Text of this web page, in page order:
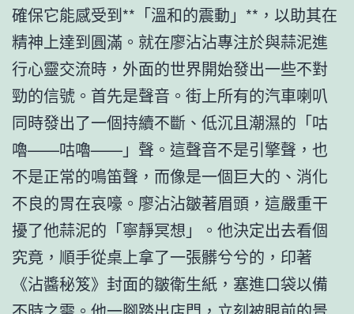
確保它能感受到**「溫和的震動」**，以助其在
精神上達到圓滿。就在廖沾沾專注於與蒜泥進
行心靈交流時，外面的世界開始發出一些不對
勁的信號。首先是聲音。街上所有的汽車喇叭
同時發出了一個持續不斷、低沉且潮濕的「咕
嚕——咕嚕——」聲。這聲音不是引擎聲，也
不是正常的鳴笛聲，而像是一個巨大的、消化
不良的胃在哀嚎。廖沾沾皺著眉頭，這嚴重干
擾了他蒜泥的「寧靜冥想」。他決定出去看個
究竟，順手從桌上拿了一張髒兮兮的，印著
《沾醬秘笈》封面的皺衛生紙，塞進口袋以備